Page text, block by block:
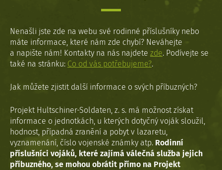
Nenašli jste zde na webu své rodinné příslušníky nebo
máte informace, které nám zde chybí? Neváhejte
a napište nám! Kontakty na nás najdete zde. Podívejte se
také na stránku: Co od vás potřebujeme?.
Jak můžete zjistit další informace o svých příbuzných?
Projekt Hultschiner-Soldaten, z. s. má možnost získat
informace o jednotkách, u kterých dotyčný voják sloužil,
hodnost, případná zranění a pobyt v lazaretu,
vyznamenání, číslo vojenské známky atp. Rodinní
příslušníci vojáků, které zajímá válečná služba jejich
příbuzného, se mohou obrátit přímo na Projekt